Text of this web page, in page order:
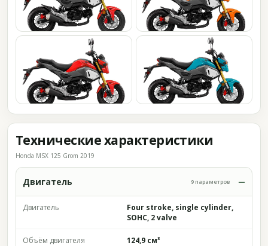
Технические характеристики
Honda MSX 125 Grom 2019
Двигатель 9 параметров
Двигатель
Four stroke, single cylinder,
SOHC, 2 valve
Объём двигателя 124,9 см³